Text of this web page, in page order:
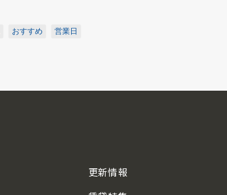
おすすめ 営業日
更新情報